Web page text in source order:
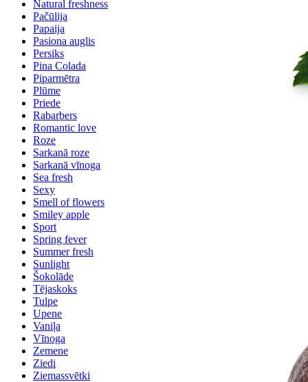
Natural freshness
Pačūlija
Papaija
Pasiona auglis
Persiks
Pina Colada
Piparmētra
Plūme
Priede
Rabarbers
Romantic love
Roze
Sarkanā roze
Sarkanā vīnoga
Sea fresh
Sexy
Smell of flowers
Smiley apple
Sport
Spring fever
Summer fresh
Sunlight
Šokolāde
Tējaskoks
Tulpe
Upene
Vaniļa
Vīnoga
Zemene
Ziedi
Ziemassvētki